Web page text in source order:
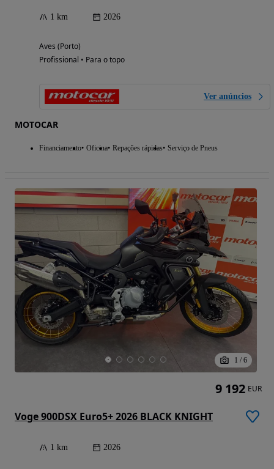
1 km 2026
Aves (Porto)
Profissional • Para o topo
Ver anúncios
MOTOCAR
Financiamento Oficina Repações rápidas Serviço de Pneus
1 / 6
Voge 900DSX Euro5+ 2026 BLACK KNIGHT
1 km 2026
9 192 EUR